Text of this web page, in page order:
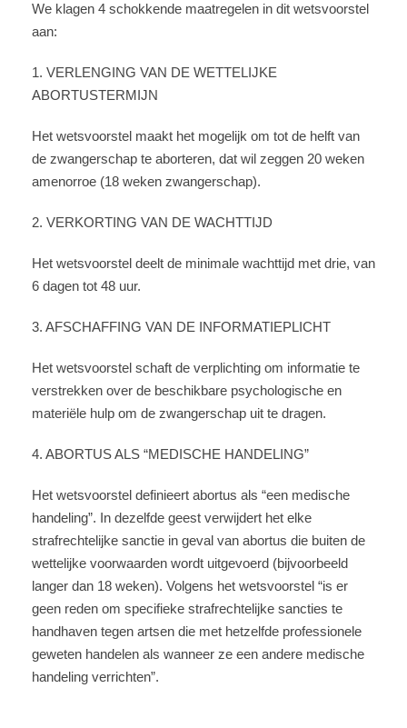
We klagen 4 schokkende maatregelen in dit wetsvoorstel
aan:
1. VERLENGING VAN DE WETTELIJKE
ABORTUSTERMIJN
Het wetsvoorstel maakt het mogelijk om tot de helft van
de zwangerschap te aborteren, dat wil zeggen 20 weken
amenorroe (18 weken zwangerschap).
2. VERKORTING VAN DE WACHTTIJD
Het wetsvoorstel deelt de minimale wachttijd met drie, van
6 dagen tot 48 uur.
3. AFSCHAFFING VAN DE INFORMATIEPLICHT
Het wetsvoorstel schaft de verplichting om informatie te
verstrekken over de beschikbare psychologische en
materiële hulp om de zwangerschap uit te dragen.
4. ABORTUS ALS “MEDISCHE HANDELING”
Het wetsvoorstel definieert abortus als “een medische
handeling”. In dezelfde geest verwijdert het elke
strafrechtelijke sanctie in geval van abortus die buiten de
wettelijke voorwaarden wordt uitgevoerd (bijvoorbeeld
langer dan 18 weken). Volgens het wetsvoorstel “is er
geen reden om specifieke strafrechtelijke sancties te
handhaven tegen artsen die met hetzelfde professionele
geweten handelen als wanneer ze een andere medische
handeling verrichten”.